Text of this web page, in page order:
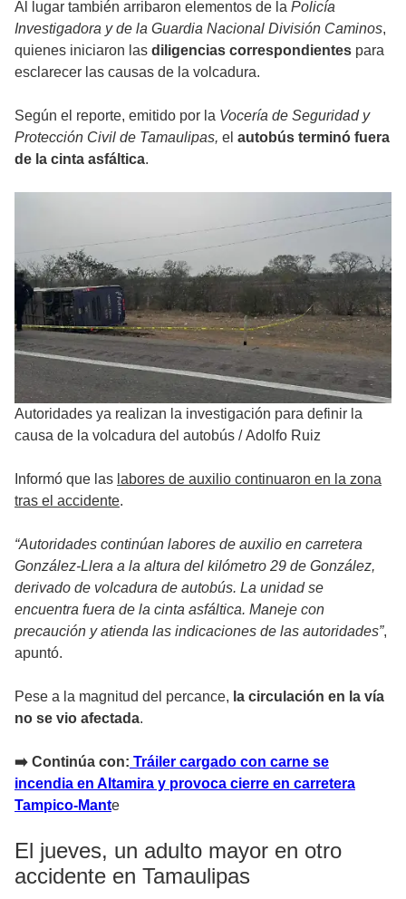
Al lugar también arribaron elementos de la Policía
Investigadora y de la Guardia Nacional División Caminos,
quienes iniciaron las diligencias correspondientes para
esclarecer las causas de la volcadura.
Según el reporte, emitido por la Vocería de Seguridad y
Protección Civil de Tamaulipas, el autobús terminó fuera
de la cinta asfáltica.
Autoridades ya realizan la investigación para definir la
causa de la volcadura del autobús /Adolfo Ruiz
Informó que las labores de auxilio continuaron en la zona
tras el accidente.
“Autoridades continúan labores de auxilio en carretera
González-Llera a la altura del kilómetro 29 de González,
derivado de volcadura de autobús. La unidad se
encuentra fuera de la cinta asfáltica. Maneje con
precaución y atienda las indicaciones de las autoridades”,
apuntó.
Pese a la magnitud del percance, la circulación en la vía
no se vio afectada.
➡️ Continúa con: Tráiler cargado con carne se
incendia en Altamira y provoca cierre en carretera
Tampico-Mante
El jueves, un adulto mayor en otro
accidente en Tamaulipas